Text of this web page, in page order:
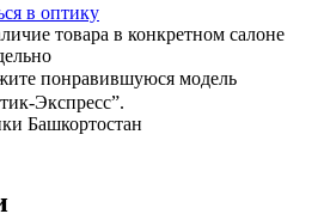
в оптику
товара в конкретном салоне
понравившуюся модель
Экспресс”.
Башкортостан